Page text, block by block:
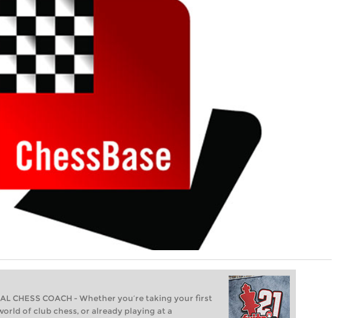
CHESS COACH - Whether you’re taking your first
of club chess, or already playing at a